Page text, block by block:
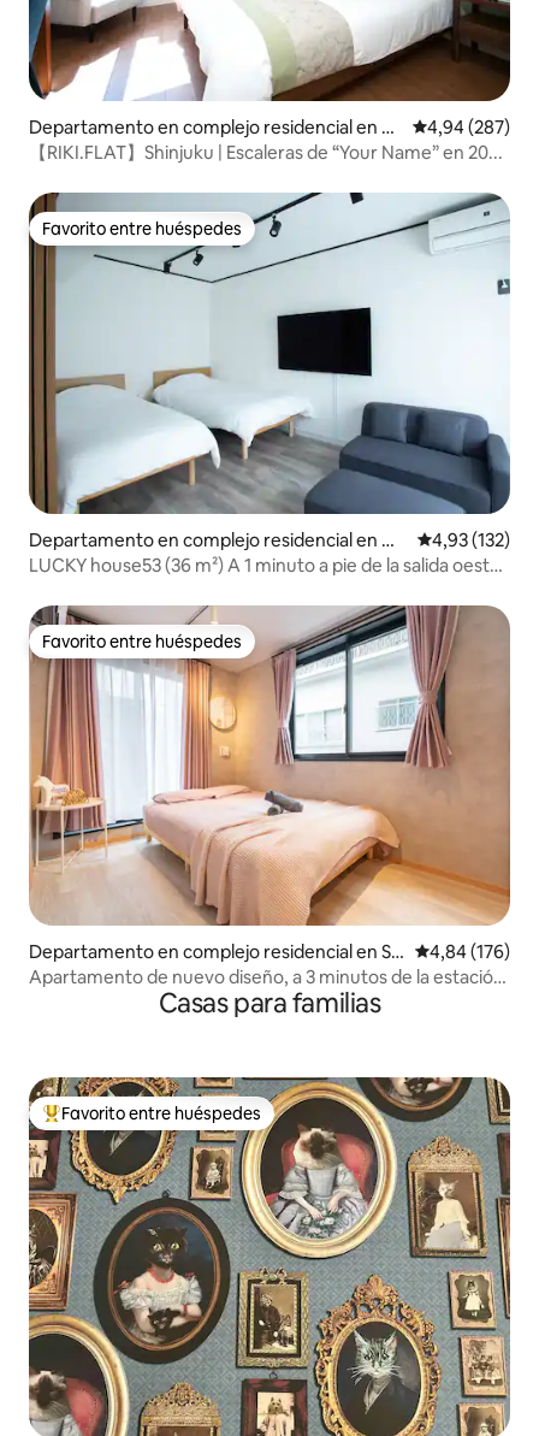
Departamento en complejo residencial en Sh
injuku
Calificación
4,94 (287)
【RIKI.FLAT】Shinjuku | Escaleras de “Your Name” en 20...
Favorito entre huéspedes
Favorito entre huéspedes
Departamento en complejo residencial en Me
guro
Calificación
4,93 (132)
LUCKY house53 (36 m²) A 1 minuto a pie de la salida oeste
Favorito entre huéspedes
Favorito entre huéspedes
Departamento en complejo residencial en Shi
njuku
Calificación
4,84 (176)
Apartamento de nuevo diseño, a 3 minutos de la estación
Casas para familias
Favorito entre los huéspedes más destacados
Favorito entre huéspedes